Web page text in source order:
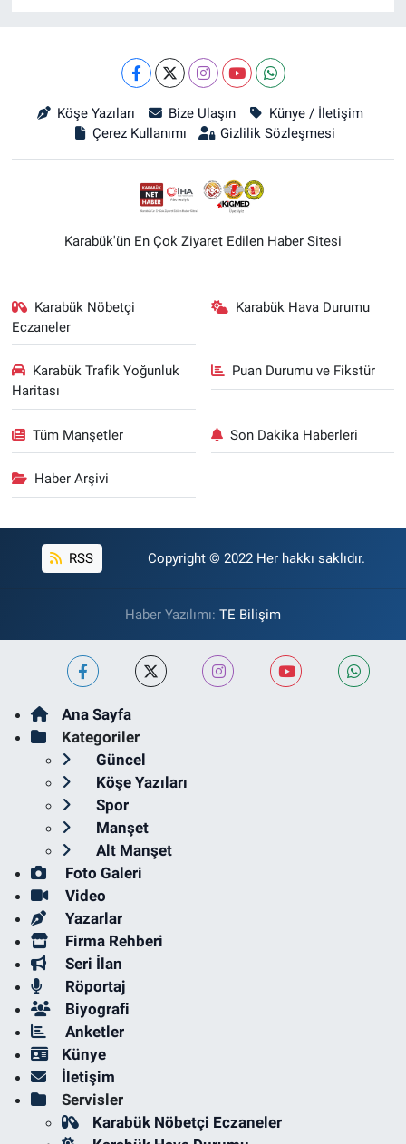
Köşe Yazıları Bize Ulaşın
Künye / İletişim
Çerez Kullanımı
Gizlilik Sözleşmesi
Karabük'ün En Çok Ziyaret Edilen Haber Sitesi
Karabük Nöbetçi
Eczaneler
Karabük Hava Durumu
Karabük Trafik Yoğunluk
Haritası
Puan Durumu ve Fikstür
Tüm Manşetler Son Dakika Haberleri
Haber Arşivi
RSS Copyright © 2022 Her hakkı saklıdır.
Haber Yazılımı: TE Bilişim
Ana Sayfa
Kategoriler
Güncel
Köşe Yazıları
Spor
Manşet
Alt Manşet
Foto Galeri
Video
Yazarlar
Firma Rehberi
Seri İlan
Röportaj
Biyografi
Anketler
Künye
İletişim
Servisler
Karabük Nöbetçi Eczaneler